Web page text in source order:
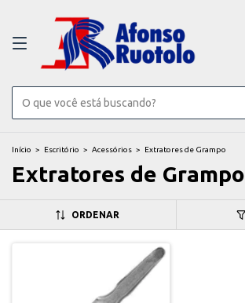
Início > Escritório > Acessórios > Extratores de Grampo
Extratores de Grampo
ORDENAR